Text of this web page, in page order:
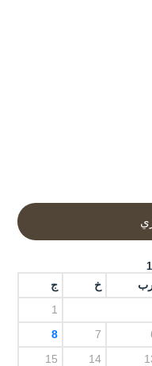
خ ج
1
7
8
14
15